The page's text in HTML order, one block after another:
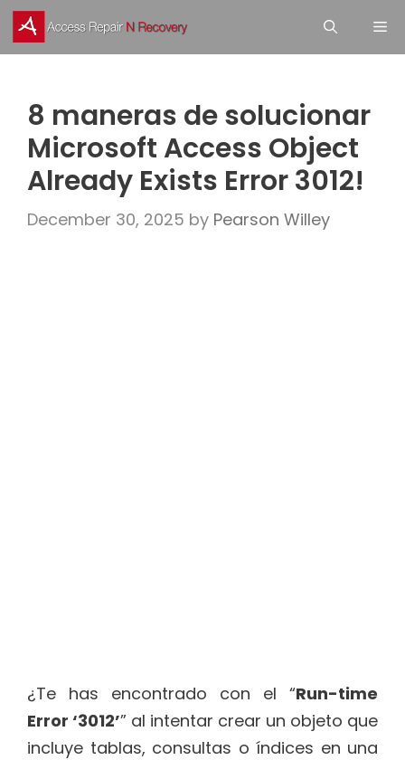
Skip
to
8 maneras de solucionar
Microsoft Access Object
Already Exists Error 3012!
December 30, 2025 by Pearson Willey
¿Te has encontrado con el “Run-time
Error ‘3012’” al intentar crear un objeto que
incluye tablas, consultas o índices en una